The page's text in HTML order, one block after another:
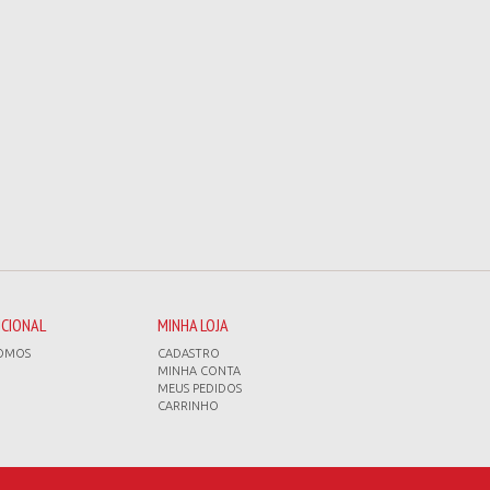
MINHA LOJA
CADASTRO
MINHA CONTA
MEUS PEDIDOS
CARRINHO